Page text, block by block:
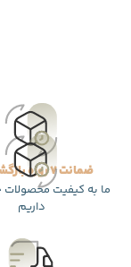
ضمانت 7 روزه بازگشت کالا
ما به کیفیت محصولات
داریم